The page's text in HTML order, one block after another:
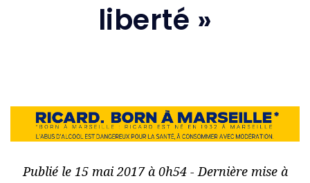
liberté »
Publié le 15 mai 2017 à 0h54 - Dernière mise à